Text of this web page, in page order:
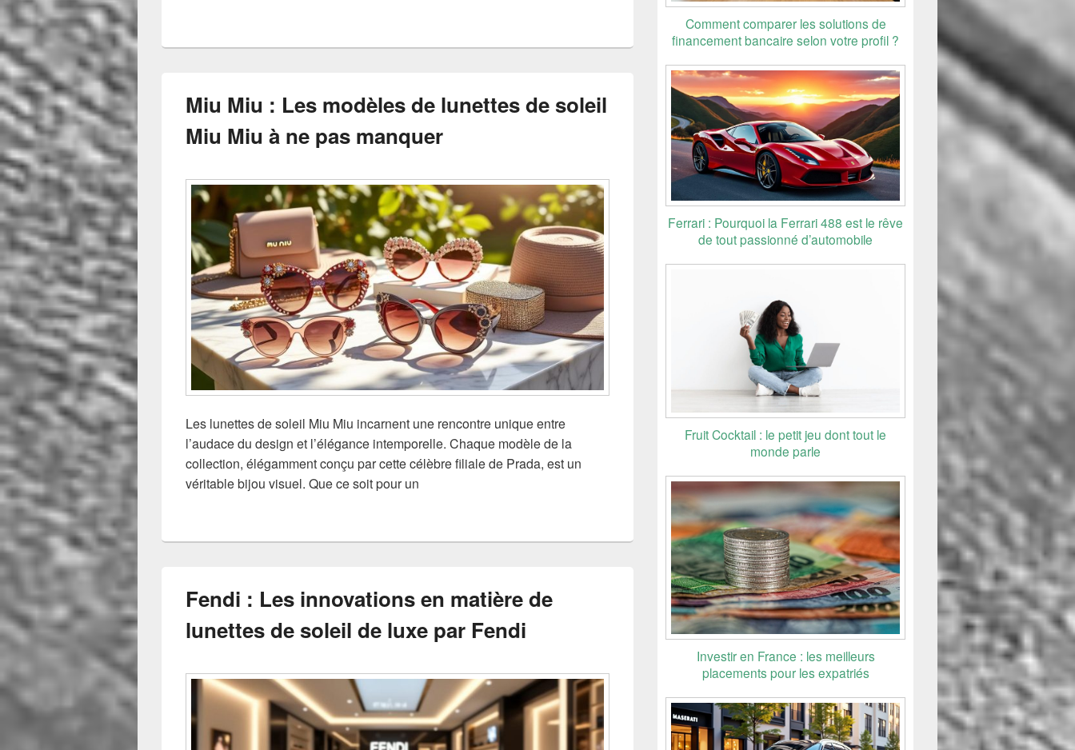
Miu Miu : Les modèles de lunettes de soleil
Miu Miu à ne pas manquer
Les lunettes de soleil Miu Miu incarnent une rencontre unique entre
l’audace du design et l’élégance intemporelle. Chaque modèle de la
collection, élégamment conçu par cette célèbre filiale de Prada, est un
véritable bijou visuel. Que ce soit pour un
Fendi : Les innovations en matière de
lunettes de soleil de luxe par Fendi
Comment comparer les solutions de
financement bancaire selon votre profil ?
Ferrari : Pourquoi la Ferrari 488 est le rêve
de tout passionné d’automobile
Fruit Cocktail : le petit jeu dont tout le
monde parle
Investir en France : les meilleurs
placements pour les expatriés